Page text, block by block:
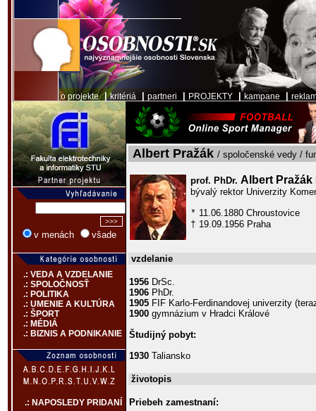
o projekte|kritériá partneri PROJEKTY kampane
v menách všade
.: VEDA A VZDELANIE
.: SPOLOČNOSŤ
.: POLITIKA
.: UMENIE A KULTÚRA
.: ŠPORT
.: MÉDIÁ
.: BIZNIS A PODNIKANIE
.: NAPOSLEDY PRIDANÍ
Albert Pražák / spoločenské vedy /
prof. PhDr. Albert Pražák
bývalý rektor Univerzity
* 11.06.1880 Chroustovice
† 19.09.1956 Praha
vzdelanie
1956 DrSc.
1906 PhDr.
1905 FIF Karlo-Ferdinandovej univerzity
1900 gymnázium v Hradci Králové
Študijný pobyt:
1930 Taliansko
životopis
Priebeh zamestnaní: